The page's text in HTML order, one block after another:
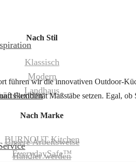
Nach Stil
Klassisch
Modern
Landhaus
Nach Marke
BURNOUT Kitchen
EverydaySafe™
Unsere Arbeitsweise
Händler werden
führen wir die innovativen
Flexibilität Maßstäbe setzen. Egal,